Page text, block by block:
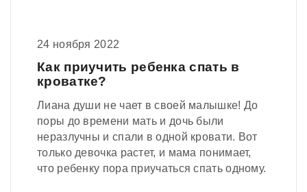
24 ноября 2022
Как приучить ребенка спать в
кроватке?
Лиана души не чает в своей малышке! До
поры до времени мать и дочь были
неразлучны и спали в одной кровати. Вот
только девочка растет, и мама понимает,
что ребенку пора приучаться спать одному.